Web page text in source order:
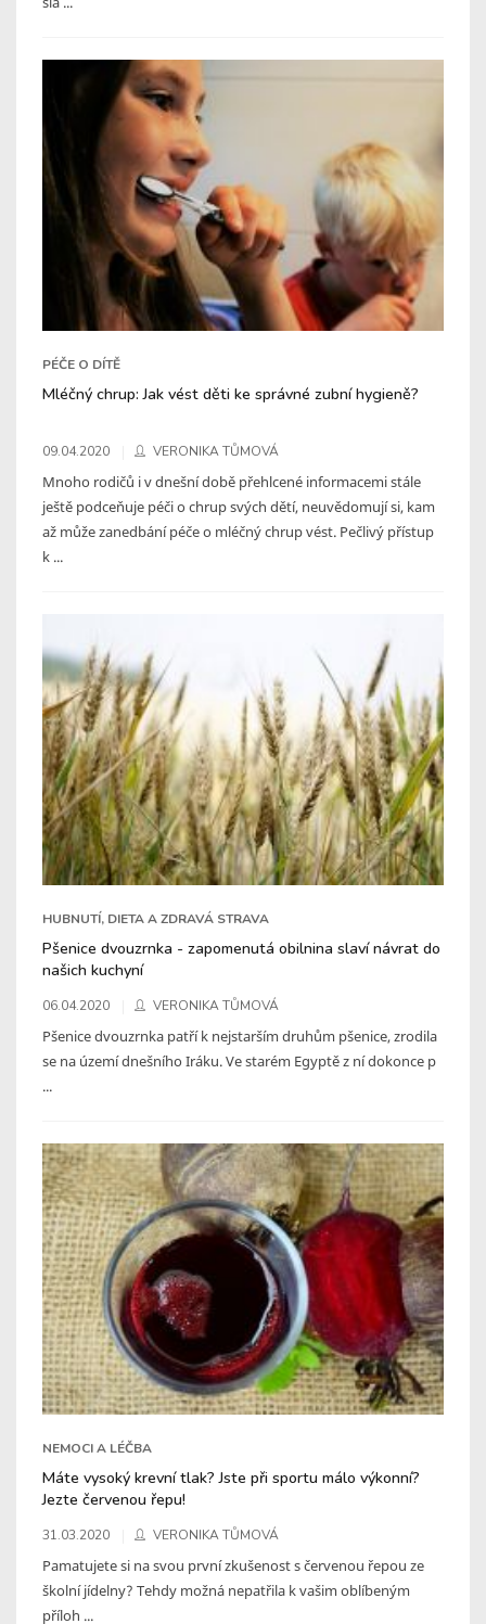
PÉČE O DÍTĚ
Mléčný chrup: Jak vést děti ke správné zubní hygieně?
09.04.2020 VERONIKA TŮMOVÁ
Mnoho rodičů i v dnešní době přehlcené informacemi stále
ještě podceňuje péči o chrup svých dětí, neuvědomují si, kam
až může zanedbání péče o mléčný chrup vést. Pečlivý přístup
k ...
HUBNUTÍ, DIETA A ZDRAVÁ STRAVA
Pšenice dvouzrnka - zapomenutá obilnina slaví návrat do
našich kuchyní
06.04.2020 VERONIKA TŮMOVÁ
Pšenice dvouzrnka patří k nejstarším druhům pšenice, zrodila
se na území dnešního Iráku. Ve starém Egyptě z ní dokonce p
...
NEMOCI A LÉČBA
Máte vysoký krevní tlak? Jste při sportu málo výkonní?
Jezte červenou řepu!
31.03.2020 VERONIKA TŮMOVÁ
Pamatujete si na svou první zkušenost s červenou řepou ze
školní jídelny? Tehdy možná nepatřila k vašim oblíbeným
příloh ...